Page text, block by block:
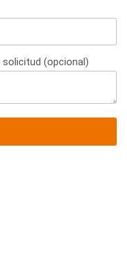
(opcional)